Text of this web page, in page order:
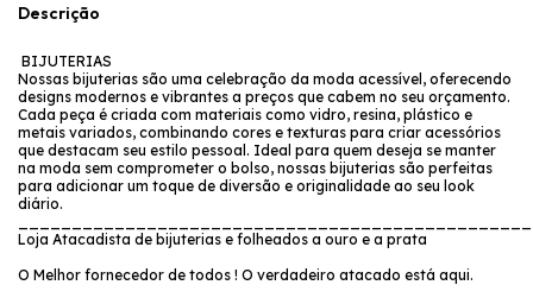
Descrição
BIJUTERIAS
Nossas bijuterias são uma celebração da moda acessível, oferecendo
designs modernos e vibrantes a preços que cabem no seu orçamento.
Cada peça é criada com materiais como vidro, resina, plástico e
metais variados, combinando cores e texturas para criar acessórios
que destacam seu estilo pessoal. Ideal para quem deseja se manter
na moda sem comprometer o bolso, nossas bijuterias são perfeitas
para adicionar um toque de diversão e originalidade ao seu look
diário.
Loja Atacadista de bijuterias e folheados a ouro e a prata
O Melhor fornecedor de todos ! O verdadeiro atacado está aqui.